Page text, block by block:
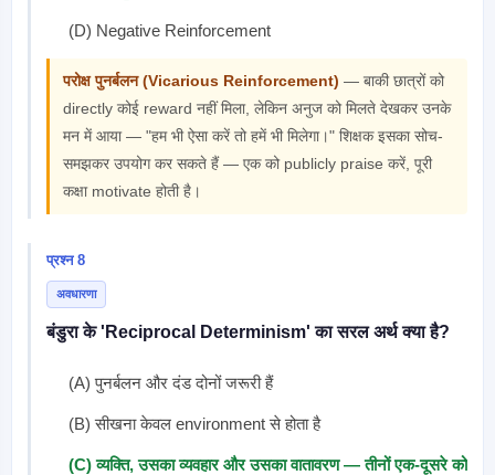
(D) Negative Reinforcement
परोक्ष पुनर्बलन (Vicarious Reinforcement) — बाकी छात्रों को
directly कोई reward नहीं मिला, लेकिन अनुज को मिलते देखकर उनके
मन में आया — "हम भी ऐसा करें तो हमें भी मिलेगा।" शिक्षक इसका सोच-
समझकर उपयोग कर सकते हैं — एक को publicly praise करें, पूरी
कक्षा motivate होती है।
प्रश्न 8
अवधारणा
बंडुरा के 'Reciprocal Determinism' का सरल अर्थ क्या है?
(A) पुनर्बलन और दंड दोनों जरूरी हैं
(B) सीखना केवल environment से होता है
(C) व्यक्ति, उसका व्यवहार और उसका वातावरण — तीनों एक-दूसरे को